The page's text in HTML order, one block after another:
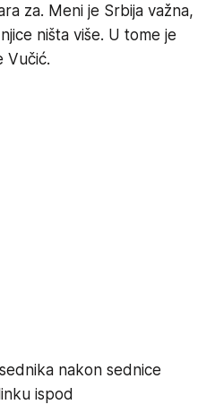
za. Meni je Srbija važna,
ništa više. U tome je
Vučić.
nakon sednice
ispod